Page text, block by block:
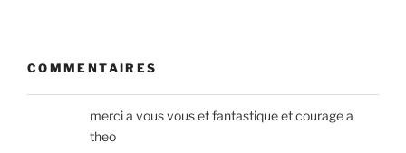
COMMENTAIRES
merci a vous vous et fantastique et courage a
theo